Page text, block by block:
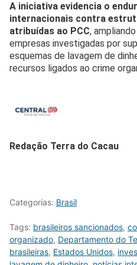
A iniciativa evidencia o
internacionais contra
atribuídas ao PCC,
empresas investigadas por
esquemas de lavagem de
recursos ligados ao crime
Redação Terra do Cacau
Categorias: Brasil
Tags: brasileiros sancionados,
organizado, Departamento do
brasileiras, Estados Unidos,